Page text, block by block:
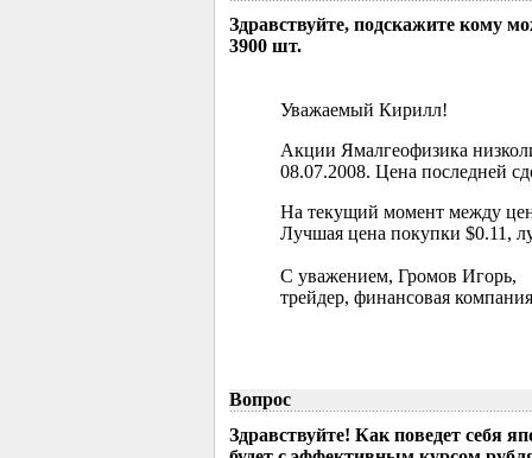
Здравствуйте, подскажите кому
3900 шт.
Уважаемый Кирилл!
Акции Ямалгеофизика
08.07.2008. Цена последней
На текущий момент между
Лучшая цена покупки $0.11,
С уважением, Громов Игорь,
трейдер, финансовая
Вопрос
Здравствуйте! Как поведет себя